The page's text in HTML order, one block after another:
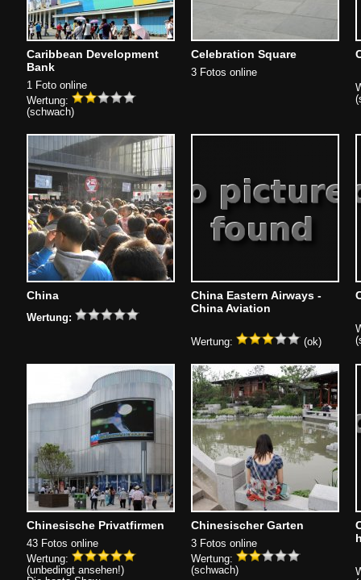
Caribbean Development
Bank
1 Foto online
Wertung:
(schwach)
Celebration Square
3 Fotos online
China
Wertung:
China Eastern Airways -
China Aviation
Wertung: (ok)
Chinesische Privatfirmen
43 Fotos online
Wertung:
(unbedingt ansehen!)
Chinesischer Garten
3 Fotos online
Wertung:
(schwach)